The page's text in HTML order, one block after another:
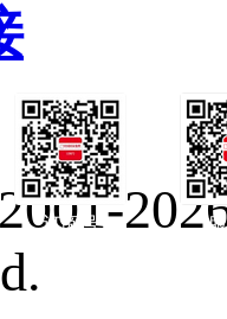
订阅号